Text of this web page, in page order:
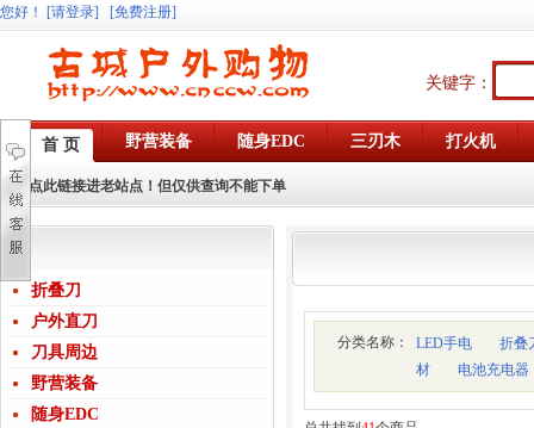
您好 ！ [请登录] [免费注册]
关键字：
首 页 野营装备 随身EDC 三刃木 打火机
点此链接进老站点！但仅供查询不能下单
折叠刀
户外直刀
刀具周边
野营装备
随身EDC
分类名称： LED手电
折叠
材
电池充电器